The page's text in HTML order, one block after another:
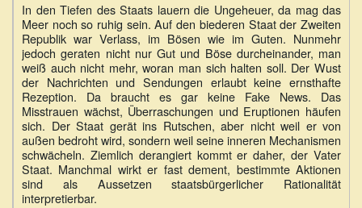
In den Tiefen des Staats lauern die Ungeheuer, da mag das
Meer noch so ruhig sein. Auf den biederen Staat der Zweiten
Republik war Verlass, im Bösen wie im Guten. Nunmehr
jedoch geraten nicht nur Gut und Böse durcheinander, man
weiß auch nicht mehr, woran man sich halten soll. Der Wust
der Nachrichten und Sendungen erlaubt keine ernsthafte
Rezeption. Da braucht es gar keine Fake News. Das
Misstrauen wächst, Überraschungen und Eruptionen häufen
sich. Der Staat gerät ins Rutschen, aber nicht weil er von
außen bedroht wird, sondern weil seine inneren Mechanismen
schwächeln. Ziemlich derangiert kommt er daher, der Vater
Staat. Manchmal wirkt er fast dement, bestimmte Aktionen
sind als Aussetzen staatsbürgerlicher Rationalität
interpretierbar.